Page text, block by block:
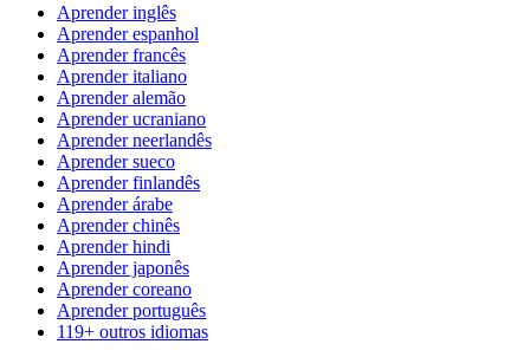
Aprender inglês
Aprender espanhol
Aprender francês
Aprender italiano
Aprender alemão
Aprender ucraniano
Aprender neerlandês
Aprender sueco
Aprender finlandês
Aprender árabe
Aprender chinês
Aprender hindi
Aprender japonês
Aprender coreano
Aprender português
119+ outros idiomas